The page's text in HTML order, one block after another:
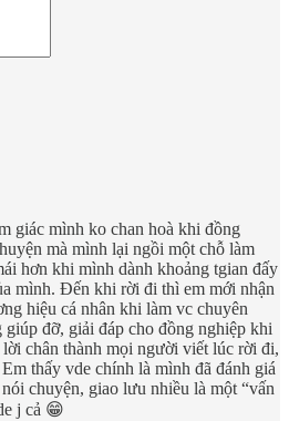
giác mình ko chan hoà khi đồng
mà mình lại ngồi một chỗ làm
hơn khi mình dành khoảng tgian đấy
mình. Đến khi rời đi thì em mới nhận
hiệu cá nhân khi làm vc chuyên
giúp đỡ, giải đáp cho đồng nghiệp khi
chân thành mọi người viết lúc rời đi,
thấy vde chính là mình đã đánh giá
chuyện, giao lưu nhiều là một “vấn
j cả 😁